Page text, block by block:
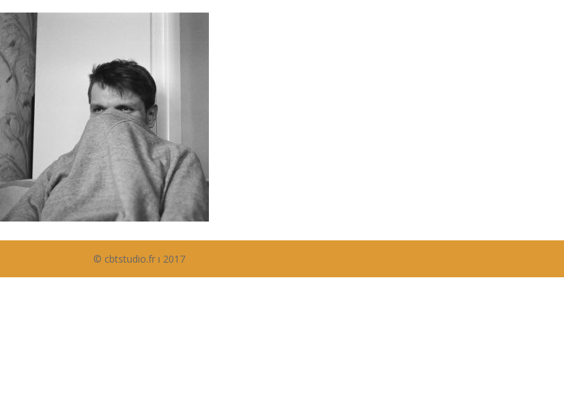
© cbtstudio.fr ı 2017